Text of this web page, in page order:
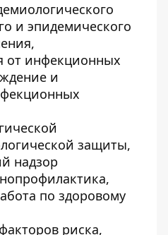
и эпидемического
от инфекционных
и
защиты,
надзор
по здоровому
риска,